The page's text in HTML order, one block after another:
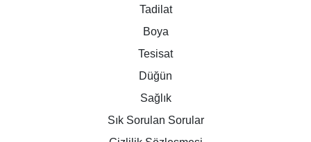
Tadilat
Boya
Tesisat
Düğün
Sağlık
Sık Sorulan Sorular